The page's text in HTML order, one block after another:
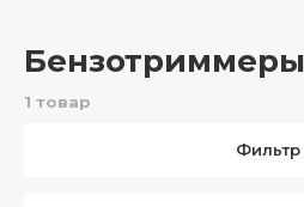
Бензотриммеры
1 товар
Фильтр